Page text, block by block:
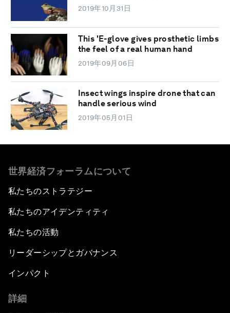
2019年10月31日
This 'E-glove gives prosthetic limbs
the feel of a real human hand
2019年09月06日
Insect wings inspire drone that can
handle serious wind
2019年05月01日
世界経済フォーラムについて
私たちのストラテジー
私たちのアイデンティティ
私たちの活動
リーダーシップとガバナンス
インパクト
詳細